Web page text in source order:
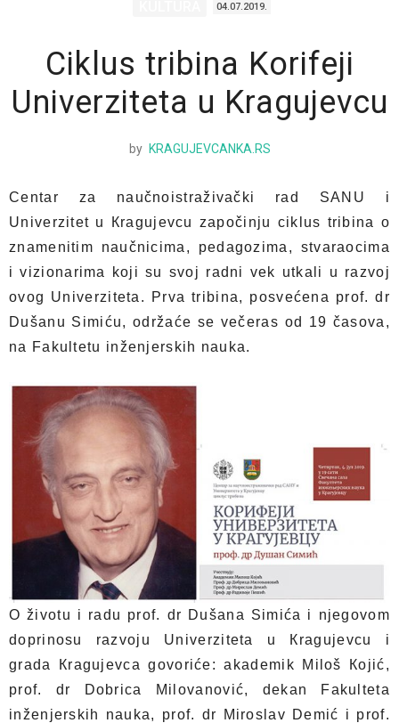
04.07.2019.
Ciklus tribina Korifeji
Univerziteta u Kragujevcu
by KRAGUJEVCANKA.RS
Centar za naučnoistraživački rad SANU i
Univerzitet u Кragujevcu započinju ciklus tribina o
znamenitim naučnicima, pedagozima, stvaraocima
i vizionarima koji su svoj radni vek utkali u razvoj
ovog Univerziteta. Prva tribina, posvećena prof. dr
Dušanu Simiću, održaće se večeras od 19 časova,
na Fakultetu inženjerskih nauka.
O životu i radu prof. dr Dušana Simića i njegovom
doprinosu razvoju Univerziteta u Кragujevcu i
grada Кragujevca govoriće: akademik Miloš Кojić,
prof. dr Dobrica Milovanović, dekan Fakulteta
inženjerskih nauka, prof. dr Miroslav Demić i prof.